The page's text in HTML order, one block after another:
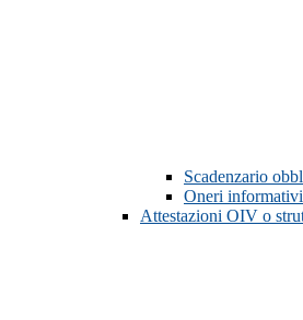
Scadenzario
Oneri
Attestazioni OIV o